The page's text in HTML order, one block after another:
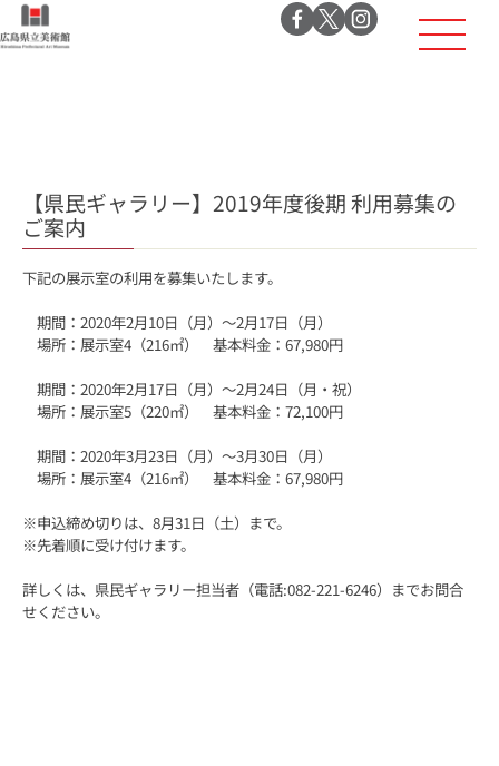
【県民ギャラリー】2019年度後期 利用募集の
ご案内
下記の展示室の利用を募集いたします。
期間：2020年2月10日（月）～2月17日（月）
場所：展示室4（216㎡） 基本料金：67,980円
期間：2020年2月17日（月）～2月24日（月・祝）
場所：展示室5（220㎡） 基本料金：72,100円
期間：2020年3月23日（月）～3月30日（月）
場所：展示室4（216㎡） 基本料金：67,980円
※申込締め切りは、8月31日（土）まで。
※先着順に受け付けます。
詳しくは、県民ギャラリー担当者（電話:082-221-6246）までお問合
せください。